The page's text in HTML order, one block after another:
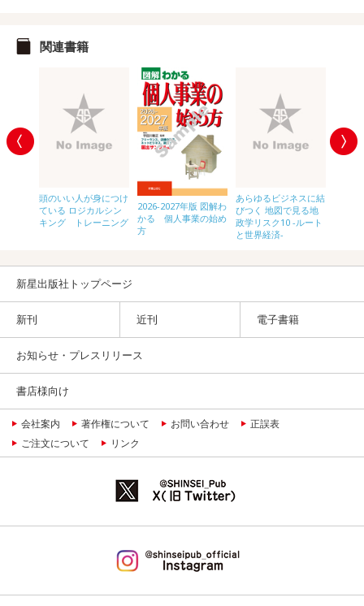
関連書籍
頭のいい人が身につけ
ている ロジカルシン
キング トレーニング
2026-2027年版 図解わ
かる 個人事業の始め
方
あらゆるビジネスに結
びつく 地図で見る地
政学リスク10 -ルート
と世界経済-
新星出版社トップページ
新刊 近刊 電子書籍
お知らせ・プレスリリース
書店様向け
会社案内 著作権について お問い合わせ
正誤表
ご注文について
リンク